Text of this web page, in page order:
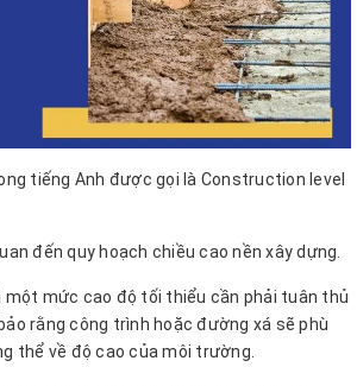
tiếng Anh được gọi là Construction level
đến quy hoạch chiều cao nền xây dựng.
một mức cao độ tối thiểu cần phải tuân thủ
rằng công trình hoặc đường xá sẽ phù
thể về độ cao của môi trường.